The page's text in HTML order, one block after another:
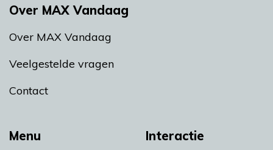
Menu Interactie
Over MAX Vandaag
Over MAX Vandaag
Veelgestelde vragen
Contact